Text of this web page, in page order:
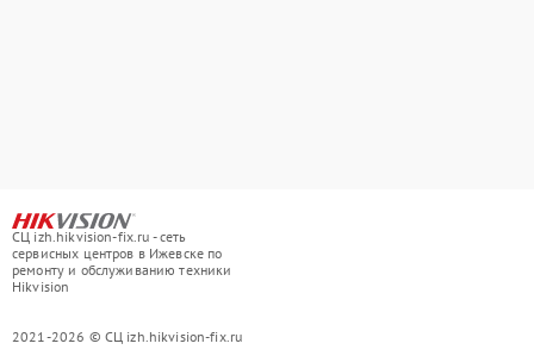
СЦ izh.hikvision-fix.ru - сеть
сервисных центров в Ижевске по
ремонту и обслуживанию техники
Hikvision
2021-2026 © СЦ izh.hikvision-fix.ru